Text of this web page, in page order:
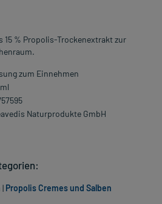
15 % Propolis-Trockenextrakt zur
zum Einnehmen
Naturprodukte GmbH
| Propolis Cremes und Salben